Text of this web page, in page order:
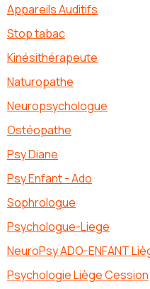
Appareils Auditifs
Stop tabac
Kinésithérapeute
Naturopathe
Neuropsychologue
Ostéopathe
Psy Diane
Psy Enfant - Ado
Sophrologue
Psychologue-Liege
NeuroPsy ADO-ENFANT
Psychologie Liège Cession